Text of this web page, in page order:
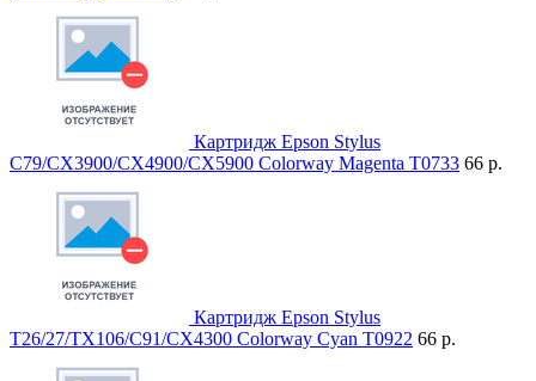
Картридж Epson Stylus
C79/CX3900/CX4900/CX5900 Colorway Magenta T0733 66 р.
Картридж Epson Stylus
T26/27/TX106/C91/CX4300 Colorway Cyan T0922 66 р.